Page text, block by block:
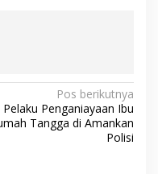
Pos berikutnya
Pelaku Penganiayaan Ibu
Tangga di Amankan
Polisi